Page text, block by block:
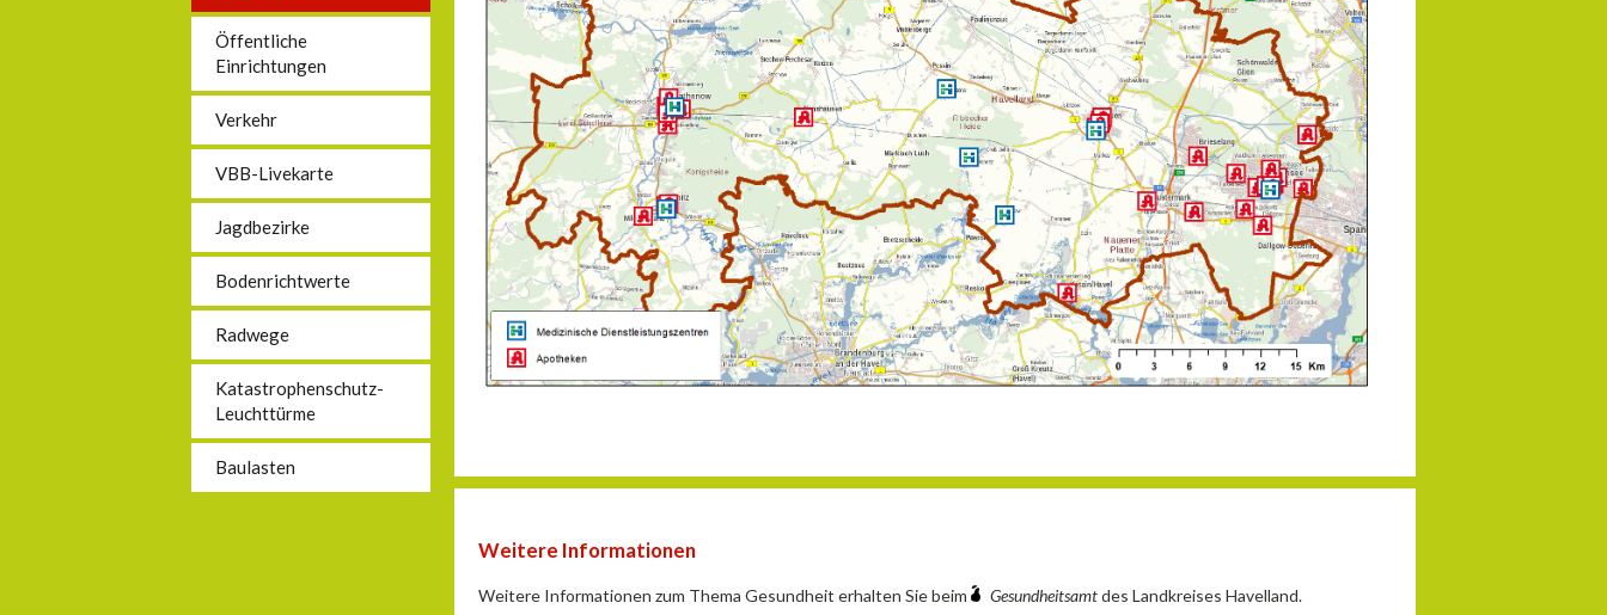
Öffentliche
Einrichtungen
Verkehr
VBB-Livekarte
Jagdbezirke
Bodenrichtwerte
Radwege
Katastrophenschutz-
Leuchttürme
Baulasten
Weitere Informationen
Weitere Informationen zum Thema Gesundheit erhalten Sie beim Gesundheitsamtdes Landkreises Havelland.